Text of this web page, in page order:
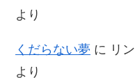
より
くだらない夢 に リ
より